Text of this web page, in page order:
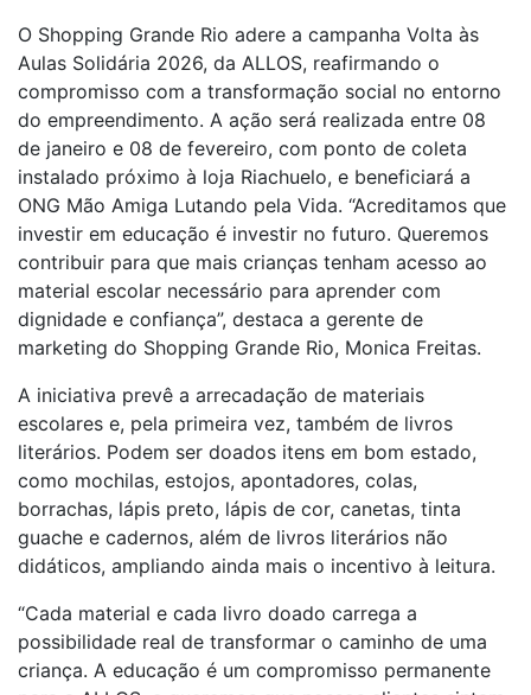
O Shopping Grande Rio adere a campanha Volta às
Aulas Solidária 2026, da ALLOS, reafirmando o
compromisso com a transformação social no entorno
do empreendimento. A ação será realizada entre 08
de janeiro e 08 de fevereiro, com ponto de coleta
instalado próximo à loja Riachuelo, e beneficiará a
ONG Mão Amiga Lutando pela Vida. “Acreditamos que
investir em educação é investir no futuro. Queremos
contribuir para que mais crianças tenham acesso ao
material escolar necessário para aprender com
dignidade e confiança”, destaca a gerente de
marketing do Shopping Grande Rio, Monica Freitas.
A iniciativa prevê a arrecadação de materiais
escolares e, pela primeira vez, também de livros
literários. Podem ser doados itens em bom estado,
como mochilas, estojos, apontadores, colas,
borrachas, lápis preto, lápis de cor, canetas, tinta
guache e cadernos, além de livros literários não
didáticos, ampliando ainda mais o incentivo à leitura.
“Cada material e cada livro doado carrega a
possibilidade real de transformar o caminho de uma
criança. A educação é um compromisso permanente